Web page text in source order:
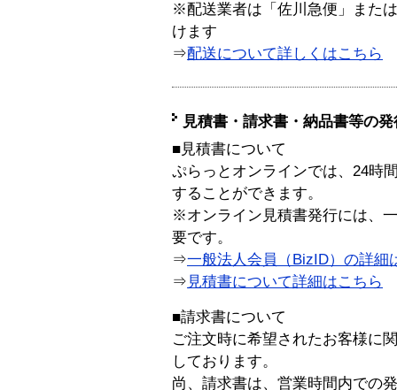
※配送業者は「佐川急便」また
けます
⇒配送について詳しくはこちら
見積書・請求書・納品書等の
■見積書について
ぷらっとオンラインでは、24時
することができます。
※オンライン見積書発行には、
要です。
⇒一般法人会員（BizID）の詳細
⇒ 見積書について詳細はこちら
■請求書について
ご注文時に希望されたお客様に
しております。
尚、請求書は、営業時間内での